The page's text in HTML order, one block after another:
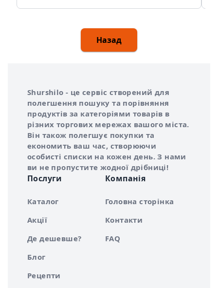
Назад
Про сервіс Shurshilo
Shurshilo - це сервіс створений для
полегшення пошуку та порівняння
продуктів за категоріями товарів в
різних торгових мережах вашого міста.
Він також полегшує покупки та
економить ваш час, створюючи
особисті списки на кожен день. З нами
ви не пропустите жодної дрібниці!
Послуги
Каталог
Акції
Де дешевше?
Блог
Рецепти
Компанія
Головна сторінка
Контакти
FAQ